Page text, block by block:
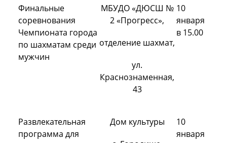
Финальные
соревнования
Чемпионата города
по шахматам среди
мужчин
МБУДО «ДЮСШ №
2 «Прогресс»,
отделение шахмат,
ул.
Краснознаменная,
43
10
января
в 15.00
Развлекательная
программа для
Дом культуры
10
января